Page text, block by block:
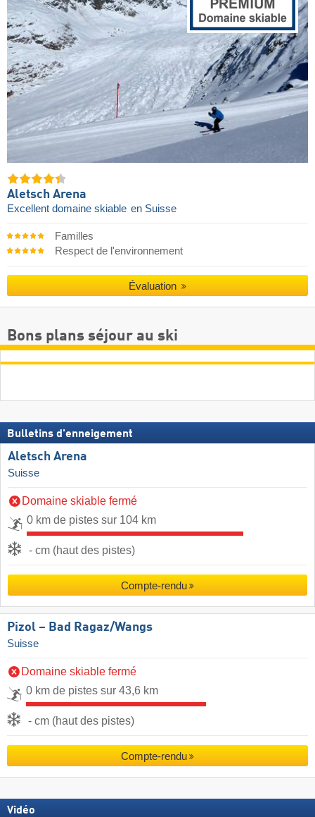
Aletsch Arena
Excellent domaine skiable en Suisse
Familles
Respect de l'environnement
Évaluation
Bons plans séjour au ski
Bulletins d'enneigement
Aletsch Arena
Suisse
Domaine skiable fermé
0 km de pistes sur 104 km
- cm (haut des pistes)
Compte-rendu
Pizol – Bad Ragaz/​Wangs
Suisse
Domaine skiable fermé
0 km de pistes sur 43,6 km
- cm (haut des pistes)
Compte-rendu
Vidéo